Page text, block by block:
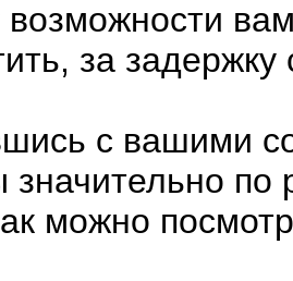
за задержку
с вашими
по
можно